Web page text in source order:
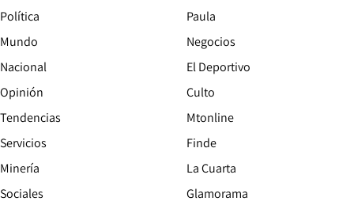
Política
Mundo
Nacional
Opinión
Tendencias
Servicios
Minería
Sociales
Paula
Negocios
El Deportivo
Culto
Mtonline
Finde
La Cuarta
Glamorama